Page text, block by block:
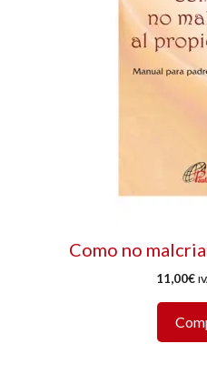
Como no
11,00€